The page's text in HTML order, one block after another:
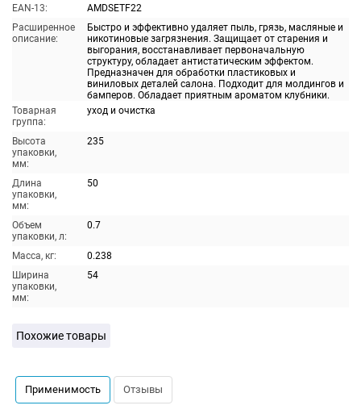
EAN-13:
AMDSETF22
Расширенное
описание:
Быстро и эффективно удаляет пыль, грязь, масляные и
никотиновые загрязнения. Защищает от старения и
выгорания, восстанавливает первоначальную
структуру, обладает антистатическим эффектом.
Предназначен для обработки пластиковых и
виниловых деталей салона. Подходит для молдингов и
бамперов. Обладает приятным ароматом клубники.
Товарная
группа:
уход и очистка
Высота
упаковки,
мм:
235
Длина
упаковки,
мм:
50
Объем
упаковки, л:
0.7
Масса, кг:
0.238
Ширина
упаковки,
мм:
54
Похожие товары
Применимость Отзывы